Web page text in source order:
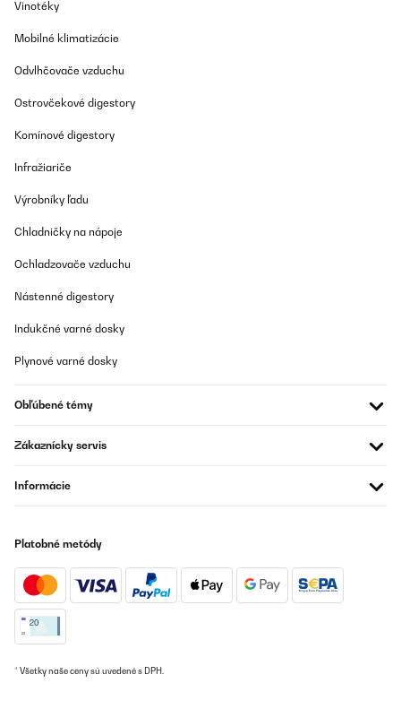
bietet auch einen UV-Schutz. Dies ist für die Langlebigkeit enorm
ob Sie sich sonnen, lesen oder einfach nur entspannen möchten,
neigen und bietet so den perfekten Schutz.Die Montage war ein
Kinderspiel. Obwohl ich normalerweise nicht besonders
problemlos selbst zusammenbauen. Die beigefügte Anleitung war
Baumarkt Betonsteinplatten o.Ä. lastabgebendes für die Füße
mehr als zufrieden mit meinem Blumfeldt Sonnenschirm. Er hat
bietet den idealen Schutz vor Sonne und Regen. Die Solarpanel-
Technologie und die LED-Beleuchtung machen diesen
Balkon oder Garten aufwerten möchten, kann ich Ihnen diesen
L'ho visto installato nel giardino di un albergo per un angolo
catering vicino alla piscina e mi ha colpito, così dopo un po' di
con gli ombrelloni economici che si trovano di solito in giro nei
la struttura è davvero ben fatta, solida e resistente al vento
si comandano a distanza con un telecomando con il quale si può
per stare all'aperto senza bisogno di altre luci e soprattutto non
serve collegamento elettrico perchè si ricarica con un piccolo
pannello solare.la struttura è in alluminio per una lunga durata
nel tempo e spero sia proprio così dato che non costa poco.
Utente Amazon
Preložiť
Vinotéky
Mobilné klimatizácie
Odvlhčovače vzduchu
Ostrovčekové digestory
Komínové digestory
Infražiariče
Výrobníky ľadu
Chladničky na nápoje
Ochladzovače vzduchu
Nástenné digestory
Indukčné varné dosky
Plynové varné dosky
Obľúbené témy
Zákaznícky servis
Informácie
Platobné metódy
* Všetky naše ceny sú uvedené s DPH.